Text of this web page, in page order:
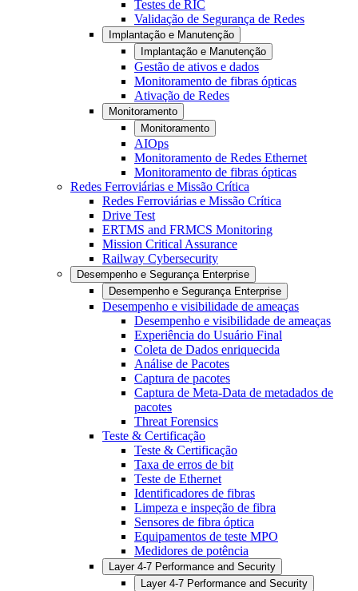
Testes de RIC
Validação de Segurança de Redes
Implantação e Manutenção
Implantação e Manutenção
Gestão de ativos e dados
Monitoramento de fibras ópticas
Ativação de Redes
Monitoramento
Monitoramento
AIOps
Monitoramento de Redes Ethernet
Monitoramento de fibras ópticas
Redes Ferroviárias e Missão Crítica
Redes Ferroviárias e Missão Crítica
Drive Test
ERTMS and FRMCS Monitoring
Mission Critical Assurance
Railway Cybersecurity
Desempenho e Segurança Enterprise
Desempenho e Segurança Enterprise
Desempenho e visibilidade de ameaças
Desempenho e visibilidade de ameaças
Experiência do Usuário Final
Coleta de Dados enriquecida
Análise de Pacotes
Captura de pacotes
Captura de Meta-Data de metadados de
pacotes
Threat Forensics
Teste & Certificação
Teste & Certificação
Taxa de erros de bit
Teste de Ethernet
Identificadores de fibras
Limpeza e inspeção de fibra
Sensores de fibra óptica
Equipamentos de teste MPO
Medidores de potência
Layer 4-7 Performance and Security
Layer 4-7 Performance and Security